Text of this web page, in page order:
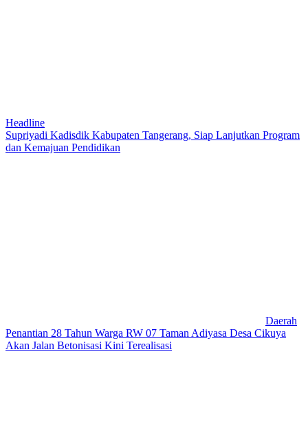
Headline
Supriyadi Kadisdik Kabupaten Tangerang, Siap Lanjutkan Program
dan Kemajuan Pendidikan
Daerah
Penantian 28 Tahun Warga RW 07 Taman Adiyasa Desa Cikuya
Akan Jalan Betonisasi Kini Terealisasi